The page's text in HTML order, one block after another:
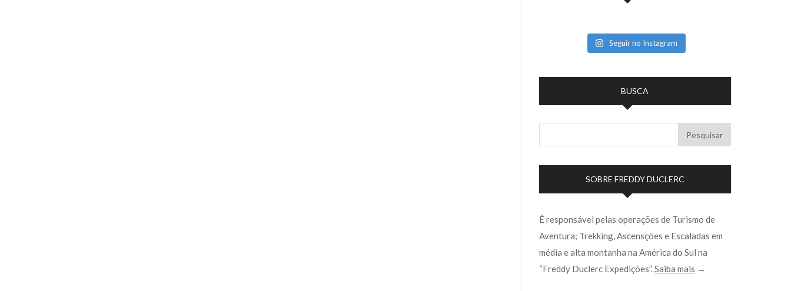
Seguir no Instagram
BUSCA
SOBRE FREDDY DUCLERC
É responsável pelas operações de Turismo de
Aventura; Trekking, Ascensções e Escaladas em
média e alta montanha na América do Sul na
“Freddy Duclerc Expedições”.Saiba mais →